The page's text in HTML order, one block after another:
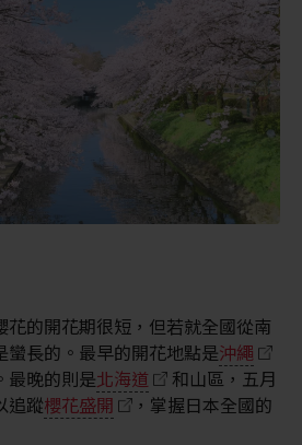
的開花期很短，但若就全國從南
蠻長的。最早的開花地點是沖繩
最晚的則是北海道
和山區，五月
追蹤櫻花盛開
，掌握日本全國的